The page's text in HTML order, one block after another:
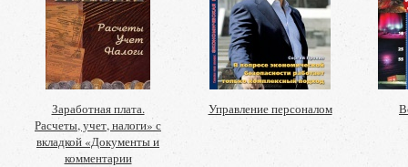
Заработная плата.
Расчеты, учет, налоги» с
вкладкой «Документы и
комментарии
Управление персоналом